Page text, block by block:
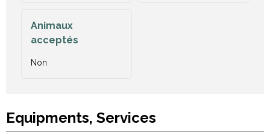
Animaux
acceptés
Non
Equipments, Services